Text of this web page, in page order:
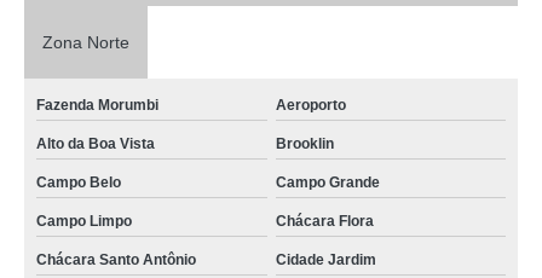
Zona Norte
Fazenda Morumbi Aeroporto
Alto da Boa Vista Brooklin
Campo Belo Campo Grande
Campo Limpo Chácara Flora
Chácara Santo Antônio Cidade Jardim